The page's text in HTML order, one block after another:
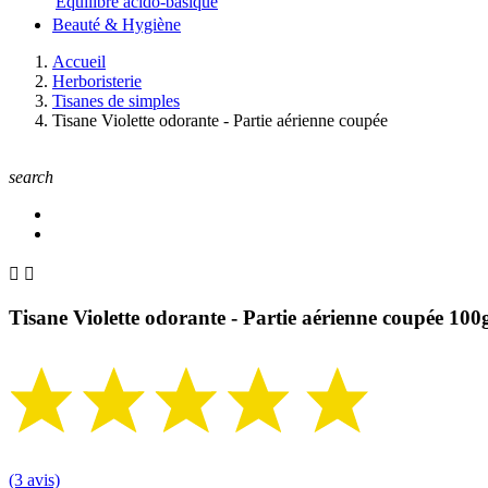
Beauté & Hygiène
Accueil
Herboristerie
Tisanes de simples
Tisane Violette odorante - Partie aérienne coupée
search
 
Tisane Violette odorante - Partie aérienne coupée
(3 avis)